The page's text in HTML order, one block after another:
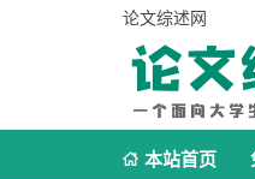
论文综述网
 本站首页